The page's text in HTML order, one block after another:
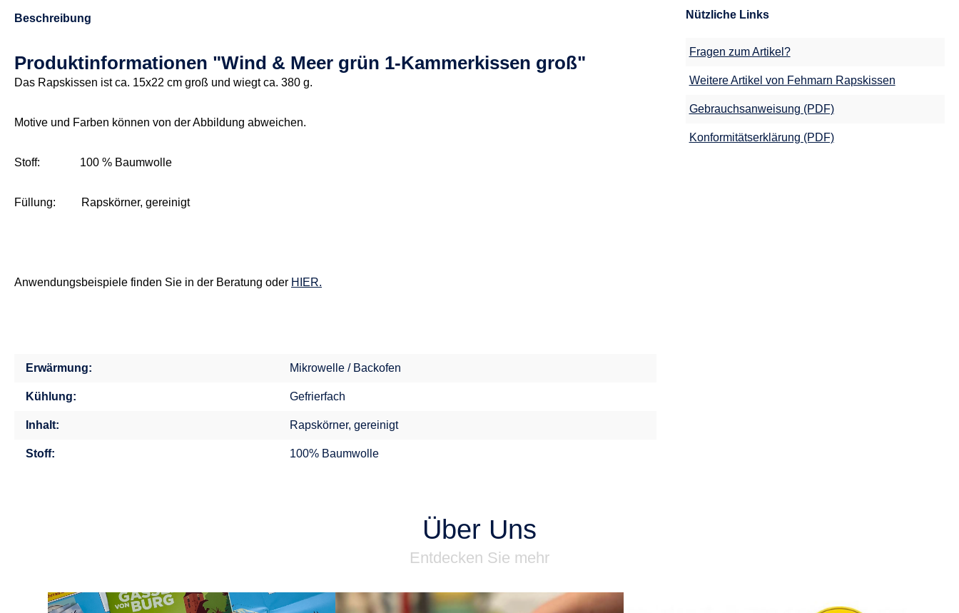
Beschreibung
Produktinformationen "Wind & Meer grün 1-Kammerkissen groß"
Das Rapskissen ist ca. 15x22 cm groß und wiegt ca. 380 g.
Motive und Farben können von der Abbildung abweichen.
Stoff: 100 % Baumwolle
Füllung: Rapskörner, gereinigt
Anwendungsbeispiele finden Sie in der Beratung oder HIER.
Erwärmung: Mikrowelle / Backofen
Kühlung: Gefrierfach
Inhalt: Rapskörner, gereinigt
Stoff: 100% Baumwolle
Nützliche Links
Fragen zum Artikel?
Weitere Artikel von Fehmarn Rapskissen
Gebrauchsanweisung (PDF)
Konformitätserklärung (PDF)
Über Uns
Entdecken Sie mehr